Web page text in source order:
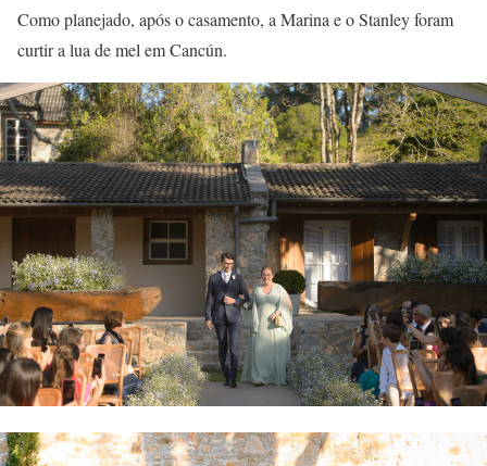
Como planejado, após o casamento, a Marina e o Stanley foram
curtir a lua de mel em Cancún.